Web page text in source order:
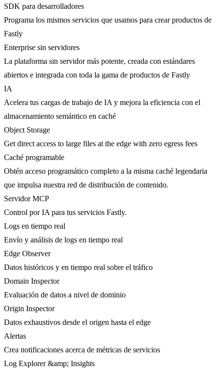
SDK para desarrolladores
Programa los mismos servicios que usamos para crear productos de
Fastly
Enterprise sin servidores
La plataforma sin servidor más potente, creada con estándares
abiertos e integrada con toda la gama de productos de Fastly
IA
Acelera tus cargas de trabajo de IA y mejora la eficiencia con el
almacenamiento semántico en caché
Object Storage
Get direct access to large files at the edge with zero egress fees
Caché programable
Obtén acceso programático completo a la misma caché legendaria
que impulsa nuestra red de distribución de contenido.
Servidor MCP
Control por IA para tus servicios Fastly.
Logs en tiempo real
Envío y análisis de logs en tiempo real
Edge Observer
Datos históricos y en tiempo real sobre el tráfico
Domain Inspector
Evaluación de datos a nivel de dominio
Origin Inspector
Datos exhaustivos desde el origen hasta el edge
Alertas
Crea notificaciones acerca de métricas de servicios
Log Explorer &amp; Insights